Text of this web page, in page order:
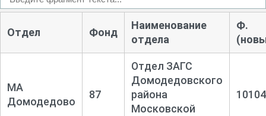
Отдел Фонд
Наименование
отдела
Ф.
МА
Домодедово
87
Отдел ЗАГС
Домодедовского
района
Московской
10104